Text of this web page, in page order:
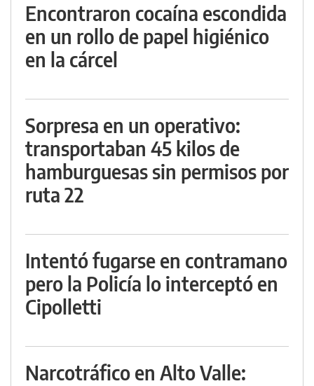
Encontraron cocaína escondida
en un rollo de papel higiénico
en la cárcel
Sorpresa en un operativo:
transportaban 45 kilos de
hamburguesas sin permisos por
ruta 22
Intentó fugarse en contramano
pero la Policía lo interceptó en
Cipolletti
Narcotráfico en Alto Valle: